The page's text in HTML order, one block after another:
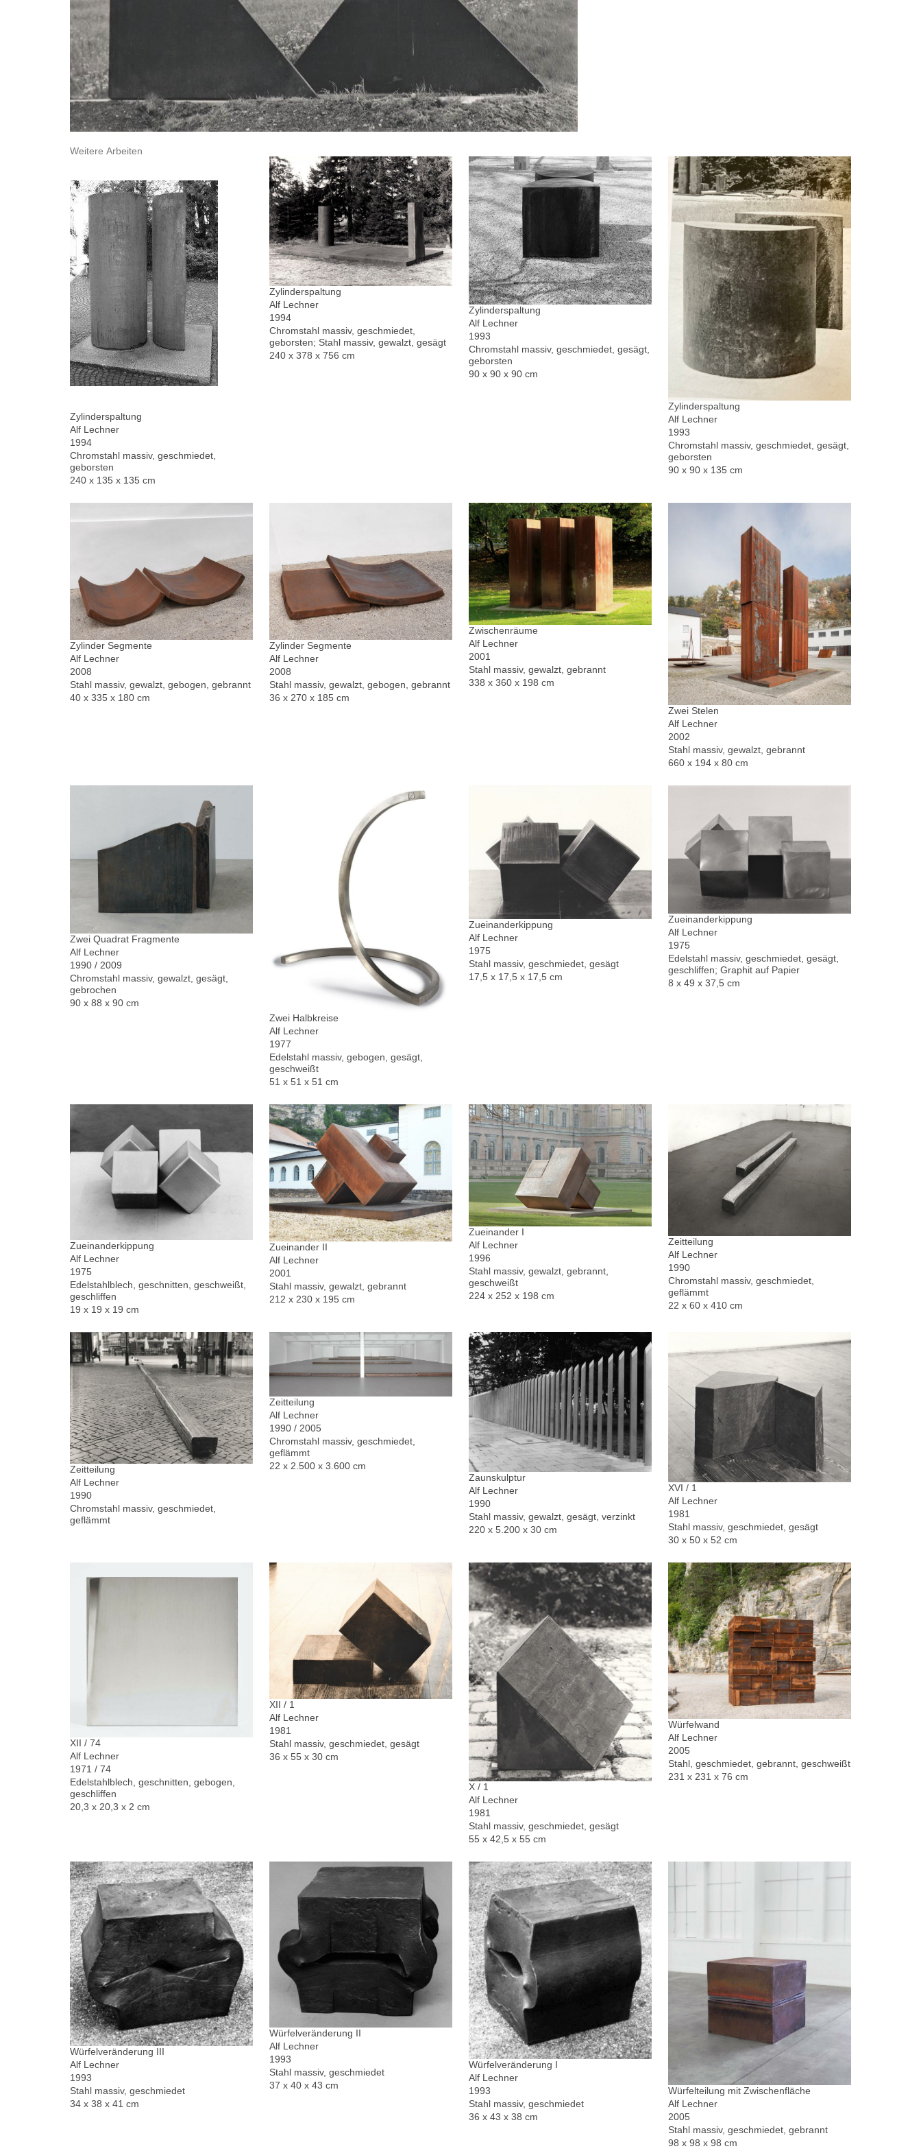
Weitere Arbeiten
Zylinderspaltung
Alf Lechner
1994
Chromstahl massiv, geschmiedet,
geborsten
240 x 135 x 135 cm
Zylinderspaltung
Alf Lechner
1994
Chromstahl massiv, geschmiedet,
geborsten; Stahl massiv, gewalzt, gesägt
240 x 378 x 756 cm
Zylinderspaltung
Alf Lechner
1993
Chromstahl massiv, geschmiedet, gesägt,
geborsten
90 x 90 x 90 cm
Zylinderspaltung
Alf Lechner
1993
Chromstahl massiv, geschmiedet, gesägt,
geborsten
90 x 90 x 135 cm
Zylinder Segmente
Alf Lechner
2008
Stahl massiv, gewalzt, gebogen, gebrannt
40 x 335 x 180 cm
Zylinder Segmente
Alf Lechner
2008
Stahl massiv, gewalzt, gebogen, gebrannt
36 x 270 x 185 cm
Zwischenräume
Alf Lechner
2001
Stahl massiv, gewalzt, gebrannt
338 x 360 x 198 cm
Zwei Stelen
Alf Lechner
2002
Stahl massiv, gewalzt, gebrannt
660 x 194 x 80 cm
Zwei Quadrat Fragmente
Alf Lechner
1990 / 2009
Chromstahl massiv, gewalzt, gesägt,
gebrochen
90 x 88 x 90 cm
Zwei Halbkreise
Alf Lechner
1977
Edelstahl massiv, gebogen, gesägt,
geschweißt
51 x 51 x 51 cm
Zueinanderkippung
Alf Lechner
1975
Stahl massiv, geschmiedet, gesägt
17,5 x 17,5 x 17,5 cm
Zueinanderkippung
Alf Lechner
1975
Edelstahl massiv, geschmiedet, gesägt,
geschliffen; Graphit auf Papier
8 x 49 x 37,5 cm
Zueinanderkippung
Alf Lechner
1975
Edelstahlblech, geschnitten, geschweißt,
geschliffen
19 x 19 x 19 cm
Zueinander II
Alf Lechner
2001
Stahl massiv, gewalzt, gebrannt
212 x 230 x 195 cm
Zueinander I
Alf Lechner
1996
Stahl massiv, gewalzt, gebrannt,
geschweißt
224 x 252 x 198 cm
Zeitteilung
Alf Lechner
1990
Chromstahl massiv, geschmiedet,
geflämmt
22 x 60 x 410 cm
Zeitteilung
Alf Lechner
1990
Chromstahl massiv, geschmiedet,
geflämmt
Zeitteilung
Alf Lechner
1990 / 2005
Chromstahl massiv, geschmiedet,
geflämmt
22 x 2.500 x 3.600 cm
Zaunskulptur
Alf Lechner
1990
Stahl massiv, gewalzt, gesägt, verzinkt
220 x 5.200 x 30 cm
XVI / 1
Alf Lechner
1981
Stahl massiv, geschmiedet, gesägt
30 x 50 x 52 cm
XII / 74
Alf Lechner
1971 / 74
Edelstahlblech, geschnitten, gebogen,
geschliffen
20,3 x 20,3 x 2 cm
XII / 1
Alf Lechner
1981
Stahl massiv, geschmiedet, gesägt
36 x 55 x 30 cm
X / 1
Alf Lechner
1981
Stahl massiv, geschmiedet, gesägt
55 x 42,5 x 55 cm
Würfelwand
Alf Lechner
2005
Stahl, geschmiedet, gebrannt, geschweißt
231 x 231 x 76 cm
Würfelveränderung III
Alf Lechner
1993
Stahl massiv, geschmiedet
34 x 38 x 41 cm
Würfelveränderung II
Alf Lechner
1993
Stahl massiv, geschmiedet
37 x 40 x 43 cm
Würfelveränderung I
Alf Lechner
1993
Stahl massiv, geschmiedet
36 x 43 x 38 cm
Würfelteilung mit Zwischenfläche
Alf Lechner
2005
Stahl massiv, geschmiedet, gebrannt
98 x 98 x 98 cm